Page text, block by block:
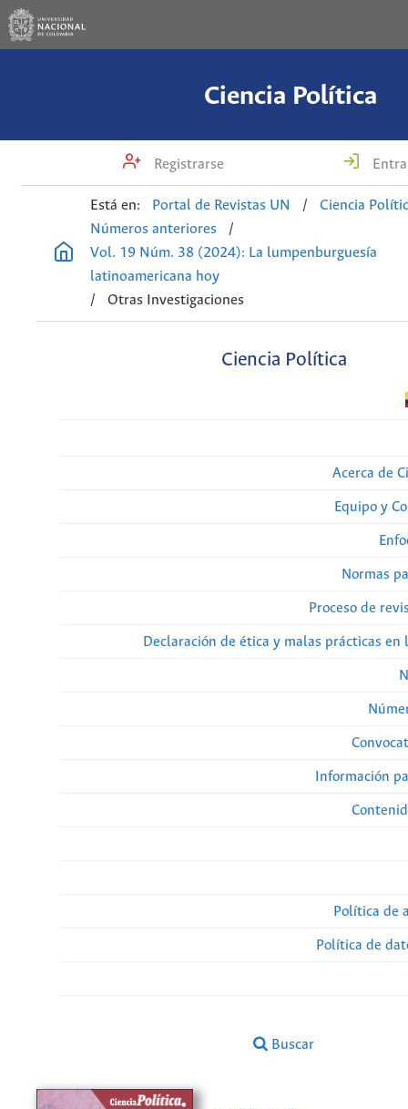
Ciencia Política
Registrarse
Está en: Portal de Revistas UN /
Ciencia
Números anteriores
/
Vol. 19 Núm. 38 (2024): La lumpenburguesía
latinoamericana hoy
/
Otras Investigaciones
Ciencia Política
Acerca de
Equipo y
Normas
Proceso de
Declaración de ética y malas prácticas en
Información
Política de
Política de
Buscar